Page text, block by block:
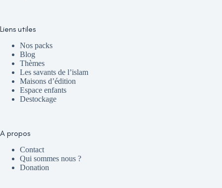
Liens utiles
Nos packs
Blog
Thèmes
Les savants de l’islam
Maisons d’édition
Espace enfants
Destockage
A propos
Contact
Qui sommes nous ?
Donation